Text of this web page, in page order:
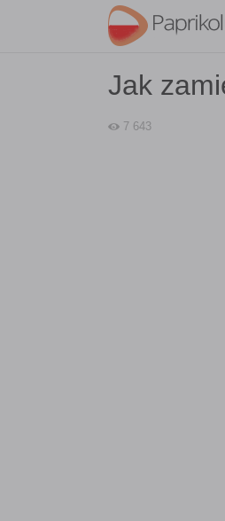
Jak
7 643